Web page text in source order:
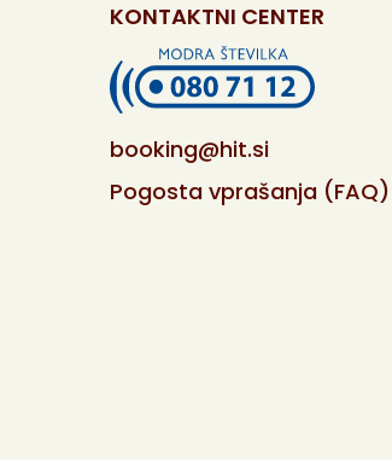
KONTAKTNI CENTER
booking@hit.si
Pogosta vprašanja (FAQ)